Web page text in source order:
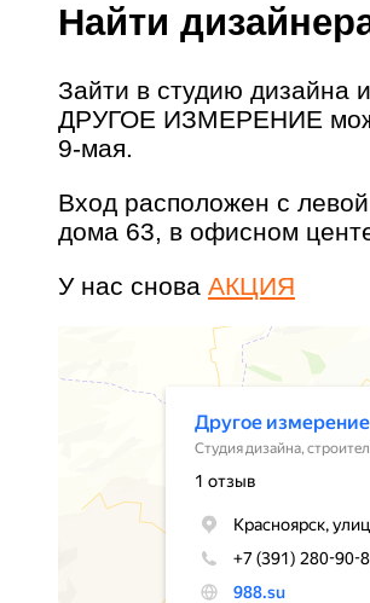
Найти
Зайти в студию дизайна
ДРУГОЕ ИЗМЕРЕНИЕ
9-мая.
Вход расположен с
дома 63, в офисном
У нас снова АКЦИЯ